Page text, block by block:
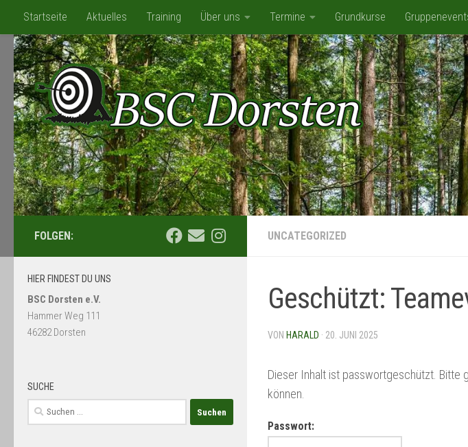
Zum Inhalt springen
Startseite Aktuelles Training Über uns Termine Grundkurse
Mediathek BSC-Shop/Flohmarkt Kooperation mit ATLANTIS Spassbad Dorsten
UNCATEGORIZED
Geschützt:
VON HARALD · 20. JUNI 2025
Dieser Inhalt ist passwortgeschützt. Bitte
können.
Passwort:
FOLGEN:
HIER FINDEST DU UNS
BSC Dorsten e.V.
Hammer Weg 111
46282 Dorsten
SUCHE
Suchen
nach: